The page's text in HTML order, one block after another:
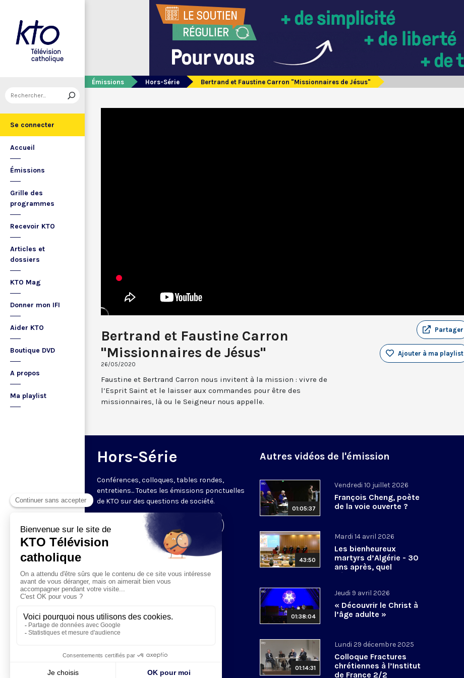
Se connecter
Accueil
Émissions
Grille des
programmes
Recevoir KTO
Articles et
dossiers
KTO Mag
Donner mon IFI
Aider KTO
Boutique DVD
A propos
Ma playlist
Émissions Hors-Série Bertrand et Faustine Carron "Missionnaires de Jésus"
Bertrand et Faustine Carron
"Missionnaires de Jésus"
26/05/2020
Partager
Ajouter à ma playlist
Faustine et Bertrand Carron nous invitent à la mission : vivre de
l’Esprit Saint et le laisser aux commandes pour être des
missionnaires, là ou le Seigneur nous appelle.
Hors-Série
Conférences, colloques, tables rondes,
entretiens... Toutes les émissions ponctuelles
de KTO sur des questions de société.
Visiter la page de l'émission
Autres vidéos de l'émission
01:05:37
Vendredi 10 juillet 2026
François Cheng, poète
de la voie ouverte ?
43:50
Mardi 14 avril 2026
Les bienheureux
martyrs d’Algérie - 30
ans après, quel
héritage spirituel?
01:38:04
Jeudi 9 avril 2026
« Découvrir le Christ à
l’âge adulte »
01:14:31
Lundi 29 décembre 2025
Colloque Fractures
chrétiennes à l’Institut
de France 2/2